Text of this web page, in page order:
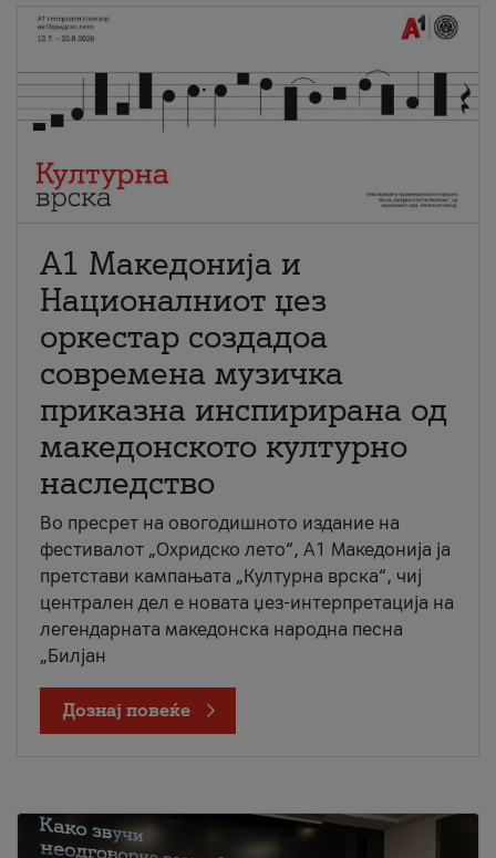
А1 Македонија и
Националниот џез
оркестар создадоа
современа музичка
приказна инспирирана од
македонското културно
наследство
Во пресрет на овогодишното издание на
фестивалот „Охридско лето“, А1 Македонија ја
претстави кампањата „Културна врска“, чиј
централен дел е новата џез-интерпретација на
легендарната македонска народна песна
„Билјан
Дознај повеќе